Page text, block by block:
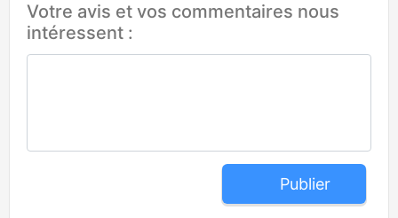
Votre avis et vos commentaires nous
intéressent :
Publier